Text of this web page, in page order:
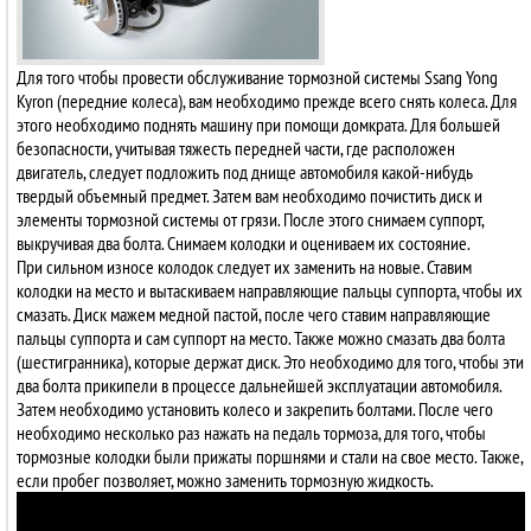
Для того чтобы провести обслуживание тормозной системы Ssang Yong
Kyron (передние колеса), вам необходимо прежде всего снять колеса. Для
этого необходимо поднять машину при помощи домкрата. Для большей
безопасности, учитывая тяжесть передней части, где расположен
двигатель, следует подложить под днище автомобиля какой-нибудь
твердый объемный предмет. Затем вам необходимо почистить диск и
элементы тормозной системы от грязи. После этого снимаем суппорт,
выкручивая два болта. Снимаем колодки и оцениваем их состояние.
При сильном износе колодок следует их заменить на новые. Ставим
колодки на место и вытаскиваем направляющие пальцы суппорта, чтобы их
смазать. Диск мажем медной пастой, после чего ставим направляющие
пальцы суппорта и сам суппорт на место. Также можно смазать два болта
(шестигранника), которые держат диск. Это необходимо для того, чтобы эти
два болта прикипели в процессе дальнейшей эксплуатации автомобиля.
Затем необходимо установить колесо и закрепить болтами. После чего
необходимо несколько раз нажать на педаль тормоза, для того, чтобы
тормозные колодки были прижаты поршнями и стали на свое место. Также,
если пробег позволяет, можно заменить тормозную жидкость.